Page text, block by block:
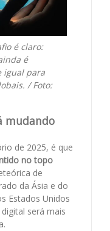
é claro:
é
igual para
/ Foto:
mudando
de 2025, é que
no topo
de
da Ásia e do
Estados Unidos
será mais